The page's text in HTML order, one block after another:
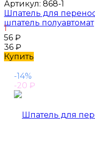
Артикул: 868-1
Шпатель для
шпатель полуавтомат
1
56 ₽
36 ₽
Купить
-14%
-20 ₽